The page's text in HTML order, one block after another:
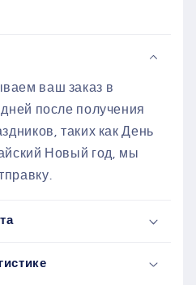
ваш заказ в
после получения
таких как День
Новый год, мы